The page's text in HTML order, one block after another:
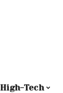
High-Tech